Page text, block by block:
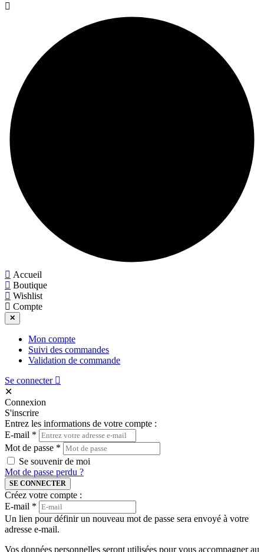
Accueil
Boutique
Wishlist
Compte
✕
Mon compte
Suivi des commandes
Validation de commande
Se connecter
✕
Connexion
S'inscrire
Entrez les informations de votre compte :
E-mail *
Mot de passe *
Se souvenir de moi
Mot de passe perdu ?
SE CONNECTER
Créez votre compte :
E-mail *
Un lien pour définir un nouveau mot de passe sera envoyé à votre
adresse e-mail.
Vos données personnelles seront utilisées pour vous accompagner au